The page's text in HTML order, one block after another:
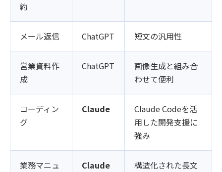
約
メール返信 ChatGPT 短文の汎用性
営業資料作
成
ChatGPT
画像生成と組み合
わせて便利
コーディン
グ
Claude
Claude Codeを活
用した開発支援に
強み
業務マニュ
Claude
構造化された長文